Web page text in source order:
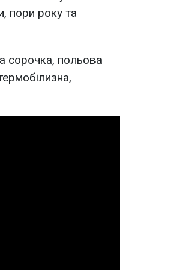
пори року та
сорочка, польова